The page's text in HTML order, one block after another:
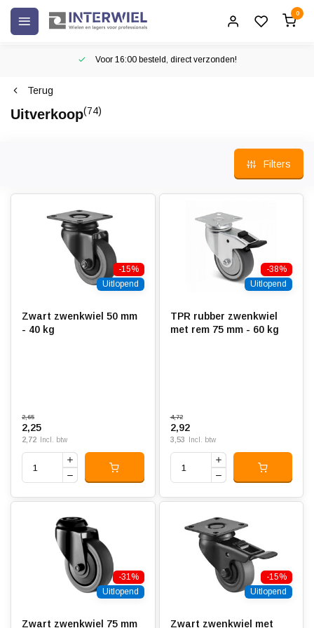
0
Voor 16:00 besteld, direct verzonden!
Terug
Uitverkoop(74)
Filters
-15%
Uitlopend
Zwart zwenkwiel 50 mm
- 40 kg
2,65
2,25
2,72 Incl. btw
-38%
Uitlopend
TPR rubber zwenkwiel
met rem 75 mm - 60 kg
4,72
2,92
3,53 Incl. btw
-31%
Uitlopend
Zwart zwenkwiel 75 mm
-15%
Uitlopend
Zwart zwenkwiel met